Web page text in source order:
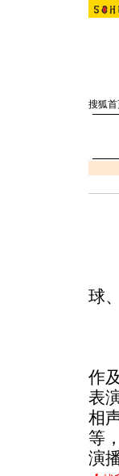
搜狐
球
最
个
作
表
相
等
演